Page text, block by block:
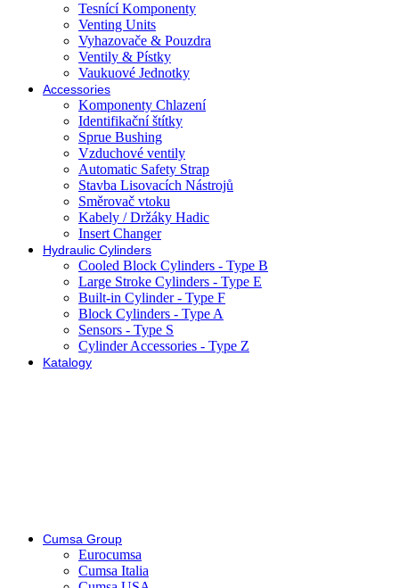
Tesnící Komponenty
Venting Units
Vyhazovače & Pouzdra
Ventily & Pístky
Vaukuové Jednotky
Accessories
Komponenty Chlazení
Identifikační štítky
Sprue Bushing
Vzduchové ventily
Automatic Safety Strap
Stavba Lisovacích Nástrojů
Směrovač vtoku
Kabely / Držáky Hadic
Insert Changer
Hydraulic Cylinders
Cooled Block Cylinders - Type B
Large Stroke Cylinders - Type E
Built-in Cylinder - Type F
Block Cylinders - Type A
Sensors - Type S
Cylinder Accessories - Type Z
Katalogy
Cumsa Group
Eurocumsa
Cumsa Italia